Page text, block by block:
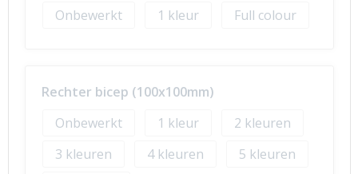
Onbewerkt
1 Full colour
Rechter bicep (100x100mm)
Onbewerkt
1
2
3
4 5